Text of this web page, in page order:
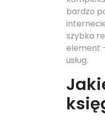
bardzo
szybka
element
usług.